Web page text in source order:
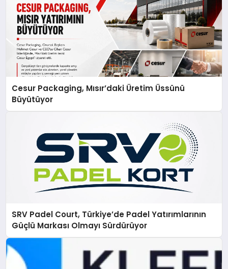
Cesur Packaging, Mısır’daki Üretim Üssünü
Büyütüyor
SRV Padel Court, Türkiye’de Padel Yatırımlarının
Güçlü Markası Olmayı Sürdürüyor